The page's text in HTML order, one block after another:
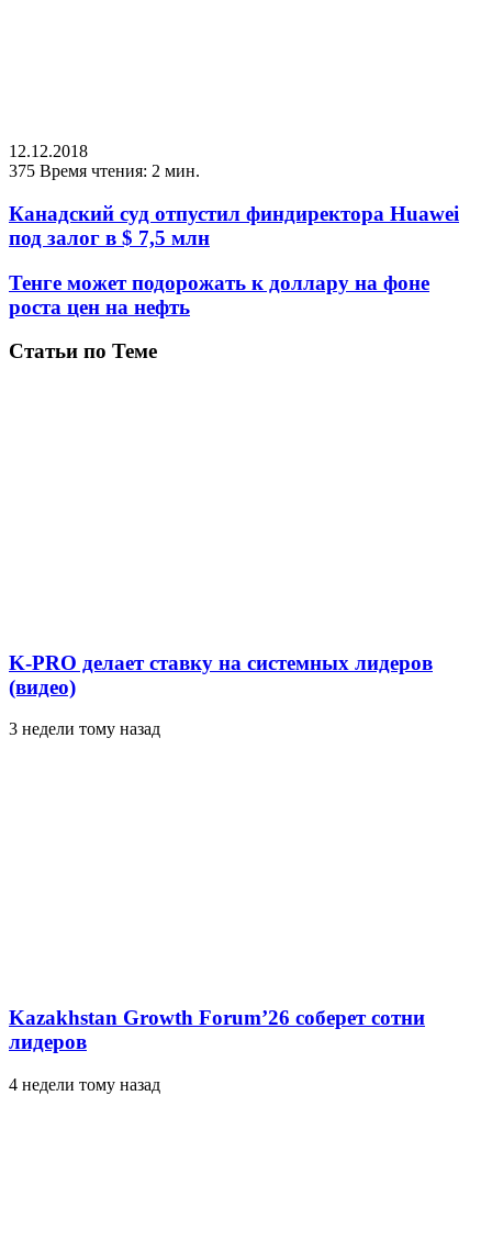
12.12.2018
375 Время чтения: 2 мин.
Канадский суд отпустил финдиректора Huawei
под залог в $ 7,5 млн
Тенге может подорожать к доллару на фоне
роста цен на нефть
Статьи по Теме
K-PRO делает ставку на системных лидеров
(видео)
3 недели тому назад
Kazakhstan Growth Forum’26 соберет сотни
лидеров
4 недели тому назад